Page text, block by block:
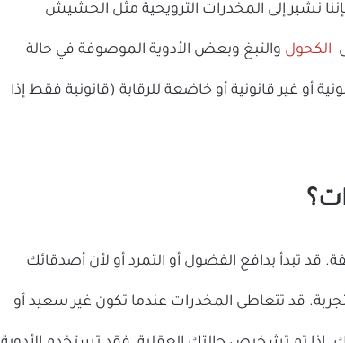
نشير إلى المخدرات الترويحية مثل الحشيش
الكحول والتبغ وبعض الأدوية الموصوفة في حالة
أو غير قانونية أو خاضعة للرقابة (قانونية فقط إذا
تبدأ بدافع الفضول أو التمرد أو لأن أصدقائك
قد تتعاطى المخدرات عندما تكون غير سعيد أو